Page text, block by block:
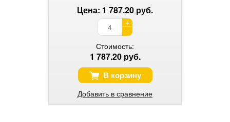
Цена: 1 787.20 руб.
+
-
Стоимость:
1 787.20 руб.
В корзину
Добавить в сравнение